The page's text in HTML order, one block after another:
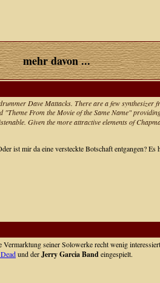
mehr davon ...
Dave Mattacks. There are a few
From the Movie of the Same Name"
Given the more attractive elements of
ist mir da eine versteckte Botschaft entgangen?
seiner Solowerke recht wenig
und derJerry Garcia Bandeingespielt.